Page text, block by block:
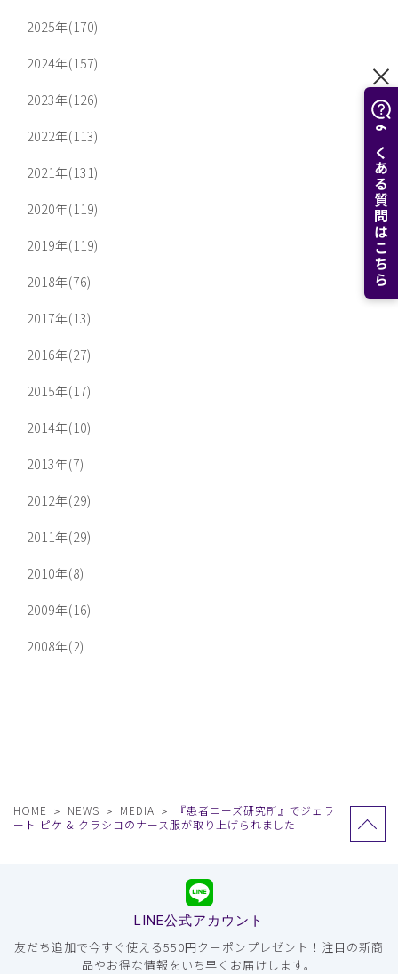
よくある質問はこちら
2025年(170)
2024年(157)
2023年(126)
2022年(113)
2021年(131)
2020年(119)
2019年(119)
2018年(76)
2017年(13)
2016年(27)
2015年(17)
2014年(10)
2013年(7)
2012年(29)
2011年(29)
2010年(8)
2009年(16)
2008年(2)
HOME NEWS MEDIA
『患者ニーズ研究所』でジェラ
ート ピケ & クラシコのナース服が取り上げられました
LINE公式アカウント
友だち追加で今すぐ使える550円クーポンプレゼント！注目の新商
品やお得な情報をいち早くお届けします。